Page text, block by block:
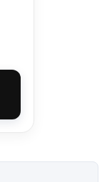
Preis war: